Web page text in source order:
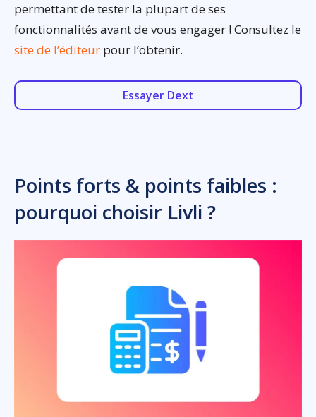
permettant de tester la plupart de ses
fonctionnalités avant de vous engager ! Consultez le
site de l’éditeur pour l’obtenir.
Essayer Dext
Points forts & points faibles :
pourquoi choisir Livli ?